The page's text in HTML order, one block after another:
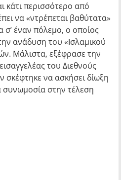
κάτι περισσότερο από
να «ντρέπεται βαθύτατα»
έναν πόλεμο, ο οποίος
ανάδυση του «Ισλαμικού
Μάλιστα, εξέφρασε την
του Διεθνούς
σκέφτηκε να ασκήσει δίωξη
συνωμοσία στην τέλεση